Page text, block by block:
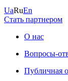
UaRuEn
Стать партнером
О нас
Вопросы-
Публичная